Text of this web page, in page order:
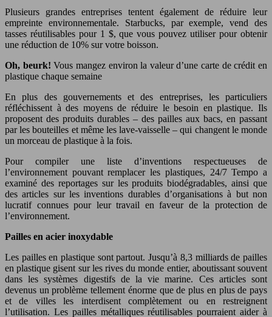
Plusieurs grandes entreprises tentent également de réduire leur
empreinte environnementale. Starbucks, par exemple, vend des
tasses réutilisables pour 1 $, que vous pouvez utiliser pour obtenir
une réduction de 10% sur votre boisson.
Oh, beurk!Vous mangez environ la valeur d’une carte de crédit en
plastique chaque semaine
En plus des gouvernements et des entreprises, les particuliers
réfléchissent à des moyens de réduire le besoin en plastique. Ils
proposent des produits durables – des pailles aux bacs, en passant
par les bouteilles et même les lave-vaisselle – qui changent le monde
un morceau de plastique à la fois.
Pour compiler une liste d’inventions respectueuses de
l’environnement pouvant remplacer les plastiques, 24/7 Tempo a
examiné des reportages sur les produits biodégradables, ainsi que
des articles sur les inventions durables d’organisations à but non
lucratif connues pour leur travail en faveur de la protection de
l’environnement.
Pailles en acier inoxydable
Les pailles en plastique sont partout. Jusqu’à 8,3 milliards de pailles
en plastique gisent sur les rives du monde entier, aboutissant souvent
dans les systèmes digestifs de la vie marine. Ces articles sont
devenus un problème tellement énorme que de plus en plus de pays
et de villes les interdisent complètement ou en restreignent
l’utilisation. Les pailles métalliques réutilisables pourraient aider à